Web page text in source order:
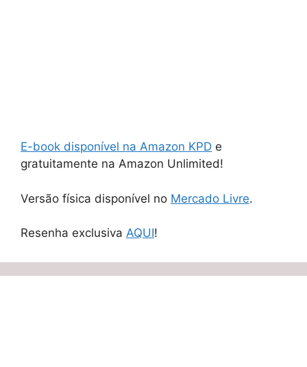
E-book disponível na Amazon KPD e
gratuitamente na Amazon Unlimited!
Versão física disponível no Mercado Livre.
Resenha exclusiva AQUI!